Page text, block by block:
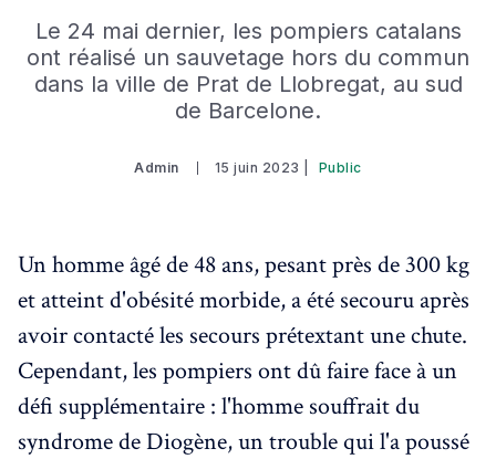
Le 24 mai dernier, les pompiers catalans
ont réalisé un sauvetage hors du commun
dans la ville de Prat de Llobregat, au sud
de Barcelone.
Admin 15 juin 2023 | Public
Un homme âgé de 48 ans, pesant près de 300 kg
et atteint d'obésité morbide, a été secouru après
avoir contacté les secours prétextant une chute.
Cependant, les pompiers ont dû faire face à un
défi supplémentaire : l'homme souffrait du
syndrome de Diogène, un trouble qui l'a poussé